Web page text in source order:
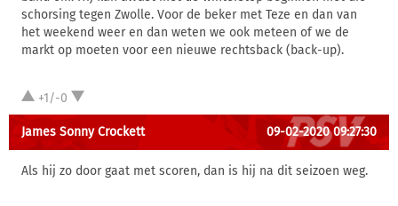
schorsing tegen Zwolle. Voor de beker met Teze en dan van
het weekend weer en dan weten we ook meteen of we de
markt op moeten voor een nieuwe rechtsback (back-up).
+1/-0
James Sonny Crockett 09-02-2020 09:27:30
Als hij zo door gaat met scoren, dan is hij na dit seizoen weg.